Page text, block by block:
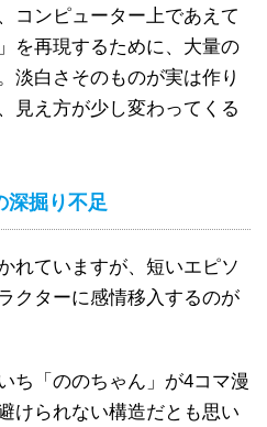
コンピューター上であえて
を再現するために、大量の
淡白さそのものが実は作り
見え方が少し変わってくる
深掘り不足
れていますが、短いエピソ
クターに感情移入するのが
ち「ののちゃん」が4コマ漫
けられない構造だとも思い